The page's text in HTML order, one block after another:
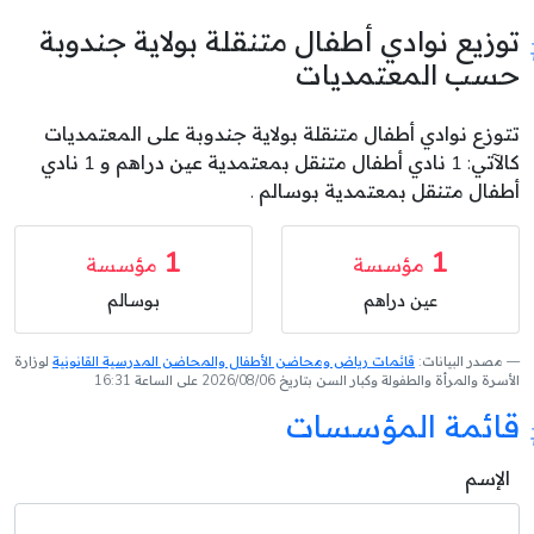
توزيع نوادي أطفال متنقلة بولاية جندوبة
حسب المعتمديات
تتوزع نوادي أطفال متنقلة بولاية جندوبة على المعتمديات
كالآتي: 1 نادي أطفال متنقل بمعتمدية عين دراهم و 1 نادي
أطفال متنقل بمعتمدية بوسالم .
1 مؤسسة
عين دراهم
1 مؤسسة
بوسالم
مصدر البيانات: قائمات رياض ومحاضن الأطفال والمحاضن المدرسية القانونية لوزارة
الأسرة والمرأة والطفولة وكبار السن بتاريخ 2026/08/06 على الساعة 16:31
قائمة المؤسسات
الإسم